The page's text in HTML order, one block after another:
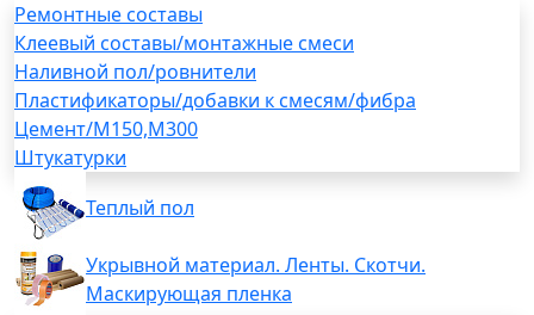
Ремонтные составы
Клеевый составы/монтажные смеси
Наливной пол/ровнители
Пластификаторы/добавки к смесям/фибра
Цемент/М150,М300
Штукатурки
Теплый пол
Укрывной материал. Ленты. Скотчи.
Маскирующая пленка